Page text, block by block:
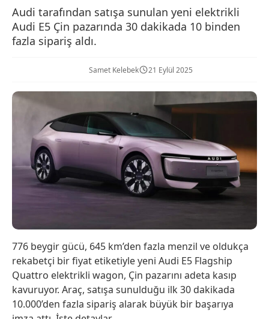
Audi tarafından satışa sunulan yeni elektrikli
Audi E5 Çin pazarında 30 dakikada 10 binden
fazla sipariş aldı.
Samet Kelebek 21 Eylül 2025
776 beygir gücü, 645 km’den fazla menzil ve oldukça
rekabetçi bir fiyat etiketiyle yeni Audi E5 Flagship
Quattro elektrikli wagon, Çin pazarını adeta kasıp
kavuruyor. Araç, satışa sunulduğu ilk 30 dakikada
10.000’den fazla sipariş alarak büyük bir başarıya